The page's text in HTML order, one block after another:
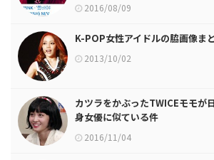
2016/08/09
K-POP女性アイドルの脇画像ま
2013/10/02
カツラをかぶったTWICEモモが
身女優に似ている件
2016/11/04